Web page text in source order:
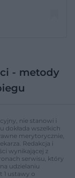
- metody
nie stanowi i
dokłada wszelkich
merytorycznie,
Redakcja i
wynikającej z
serwisu, który
udzielaniu
1 ustawy o